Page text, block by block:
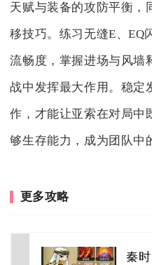
天赋与装备的攻防平衡，
移技巧。练习无缝E、EQ
流畅度，掌握进场与风墙
战中发挥最大作用。稳定
作，才能让亚索在对局中
够生存能力，成为团队中
更多攻略